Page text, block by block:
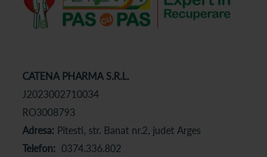
CATENA PHARMA S.R.L.
J2023002710034
RO3008793
Adresa: Pitesti, str. Banat nr.2, judet Arges
Telefon: 0374.336.802